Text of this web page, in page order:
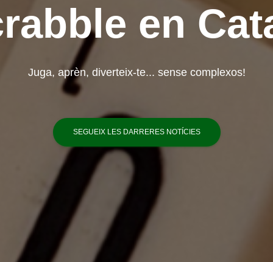
en
Juga, aprèn, diverteix-te... sense complexos!
SEGUEIX LES DARRERES NOTÍCIES